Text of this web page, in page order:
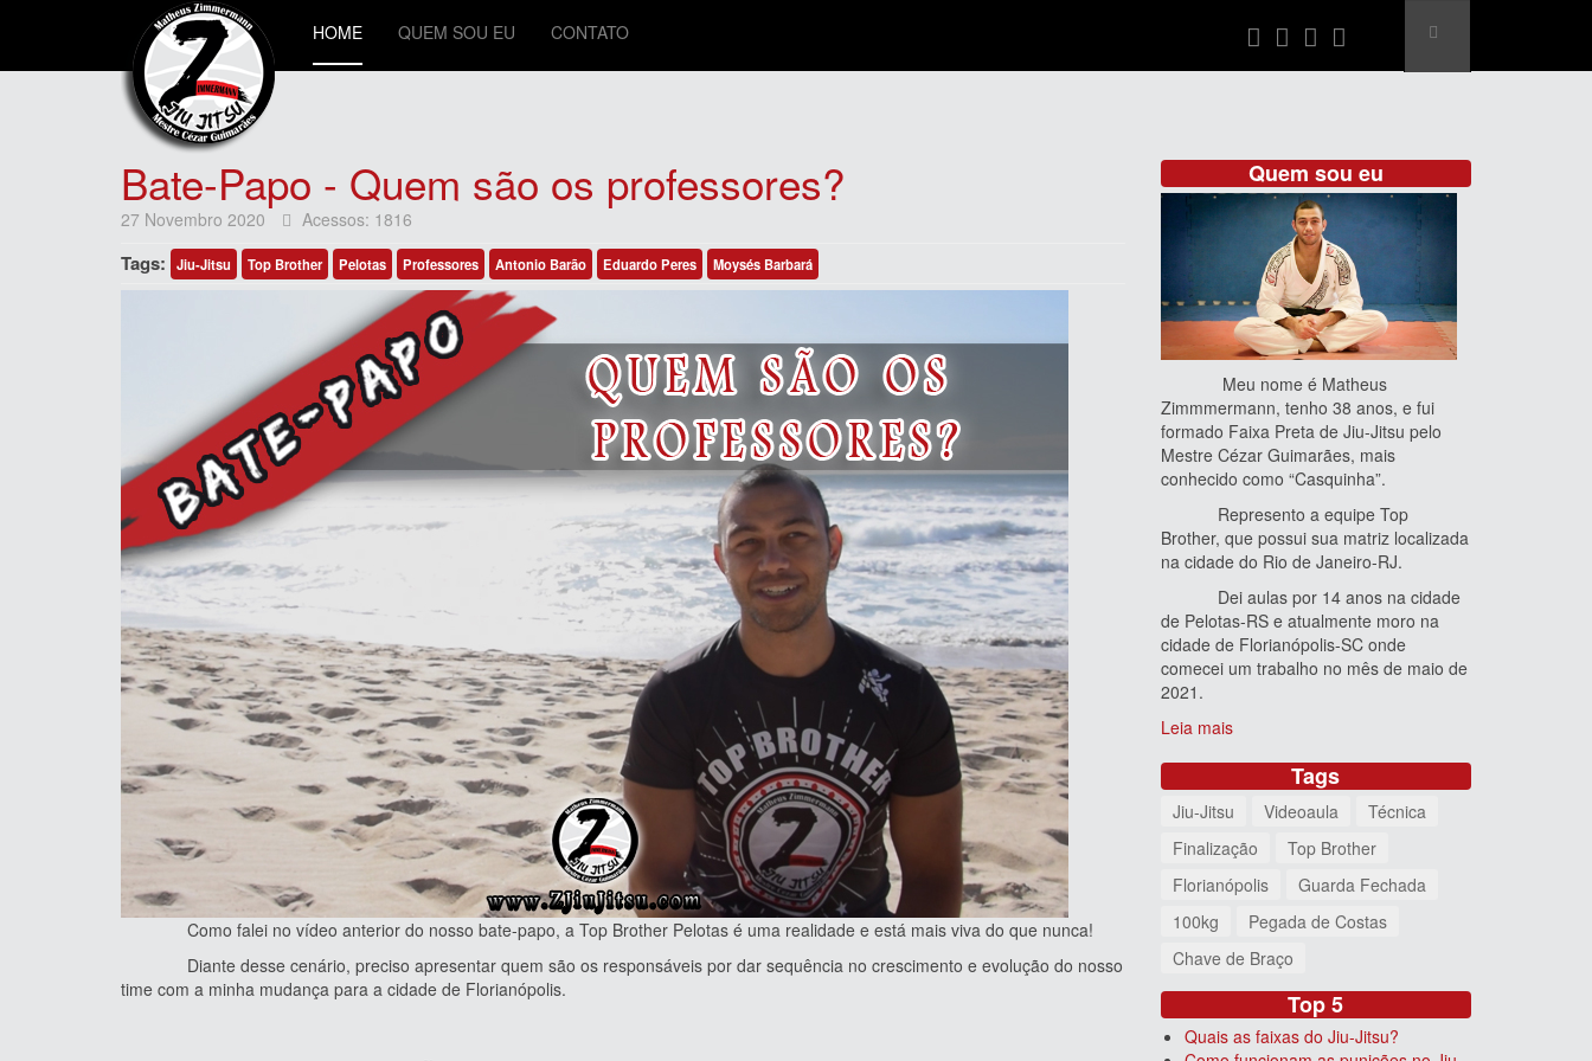
HOME QUEM SOU EU CONTATO
Bate-Papo - Quem são os professores?
27 Novembro 2020 Acessos: 1816
Tags: Jiu-Jitsu Top Brother Pelotas Professores Antonio Barão Eduardo Peres Moysés Barbará
Como falei no vídeo anterior do nosso bate-papo, a Top Brother Pelotas é uma realidade e está mais viva do que nunca!
Diante desse cenário, preciso apresentar quem são os responsáveis por dar sequência no crescimento e evolução do nosso
time com a minha mudança para a cidade de Florianópolis.
Quem sou eu
Meu nome é Matheus
Zimmmermann, tenho 38 anos, e fui
formado Faixa Preta de Jiu-Jitsu pelo
Mestre Cézar Guimarães, mais
conhecido como “Casquinha”.
Represento a equipe Top
Brother, que possui sua matriz localizada
na cidade do Rio de Janeiro-RJ.
Dei aulas por 14 anos na cidade
de Pelotas-RS e atualmente moro na
cidade de Florianópolis-SC onde
comecei um trabalho no mês de maio de
2021.
Leia mais
Tags
Jiu-Jitsu Videoaula
Técnica
Finalização
Top Brother
Florianópolis
Guarda Fechada
100kg
Pegada de Costas
Chave de Braço
Top 5
Quais as faixas do Jiu-Jitsu?